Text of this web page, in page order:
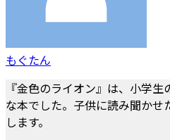
もぐたん
『金色のライオン』は、小学
な本でした。子供に読み聞かせ
します。